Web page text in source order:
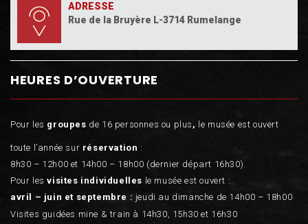
ADRESSE
Rue de la Bruyère L-3714 Rumelange
HEURES D’OUVERTURE
Pour les groupes de 16 personnes ou plus , le musée est ouvert
toute l’année sur réservation :
8h30 – 12h00 et 14h00 – 18h00 (dernier départ 16h30).
Pour lesvisites individuelles le musée est ouvert :
avril – juin et septembre : jeudi au dimanche de 14h00 – 18h00
Visites guidées mine & train à 14h30, 15h30 et 16h30